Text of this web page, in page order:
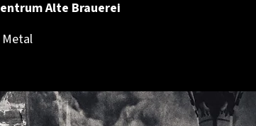
Alte Brauerei
Metal